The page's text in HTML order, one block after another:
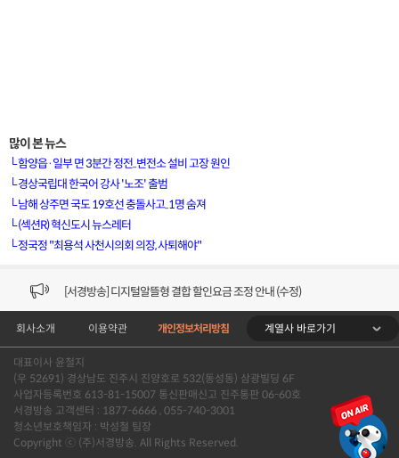
많이 본 뉴스
└함양읍·일부 면 3분간 정전..변전소 설비 고장 원인
└경상국립대 한국어 강사 '노조' 출범
└남해 상주면 국도 19호선 충돌사고..1명 숨져
└(섹션R) 혁신도시 뉴스레터
└정국정 "최용석 사천시의회 의장, 사퇴해야"
[서경방송] 일부 채널편성 변경 안내의 건 (7/22)
[서경방송] 디지털알뜰형 결합 할인요금 조정 안내 (수정)
[공지] 개인정보처리방침 (Ver2.15) 개정의 건 (7/1)
[서경방송] 일부 채널편성 변경 안내의 건 (7/1)
[VOD공지] 청춘초이스 이용금액 변경 안내
[서경방송] 일부 채널편성 변경 안내의 건 (7/22)
회사소개 이용약관 개인정보처리방침 계열사 바로가기
대표이사 윤철지
(우 52691) 경상남도 진주시 진양호로 532(동성동) 삼광빌딩 6F
사업자등록번호 613-81-15007 통신판매신고 진주통판 06-60호
서경방송 고객센터 : 1877-6666 , 055-740-3001
청소년보호책임자 : 박성철 팀장
Copyright ⓒ (주)서경방송. All Rights Reserved.